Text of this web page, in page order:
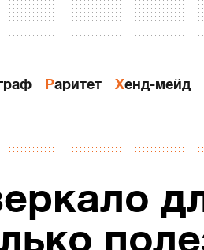
Раритет Хенд-мейд